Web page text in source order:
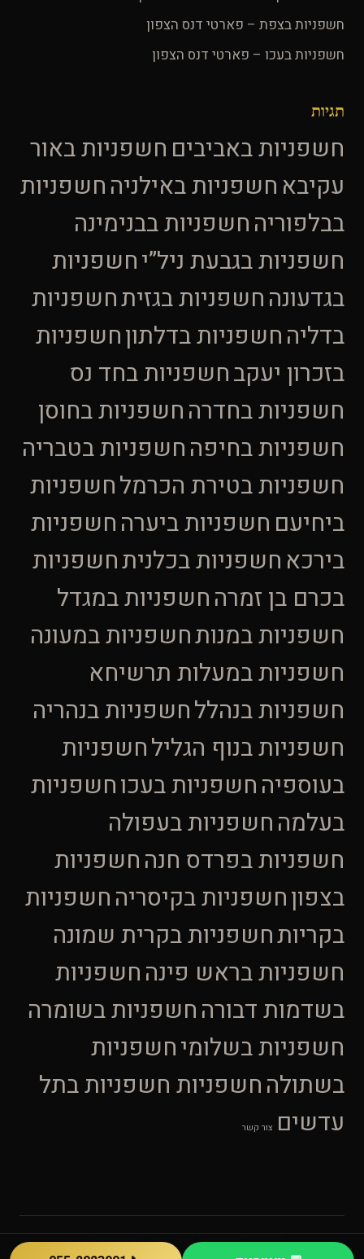
חשפניות בצפת – פארטי דנס הצפון
חשפניות בעכו – פארטי דנס הצפון
תגיות
חשפניות באביבים חשפניות באור
עקיבאחשפניות באילניהחשפניות
בבלפוריהחשפניות בבנימינה
חשפניות בגבעת ניל”יחשפניות
בגדעונהחשפניות בגזיתחשפניות
בדליהחשפניות בדלתוןחשפניות
בזכרון יעקבחשפניות בחד נס
חשפניות בחדרהחשפניות בחוסן
חשפניות בחיפהחשפניות בטבריה
חשפניות בטירת הכרמלחשפניות
ביחיעם חשפניות ביערהחשפניות
בירכאחשפניות בכלניתחשפניות
בכרם בן זמרהחשפניות במגדל
חשפניות במנותחשפניות במעונה
חשפניות במעלות תרשיחא
חשפניות בנהללחשפניות בנהריה
חשפניות בנוף הגלילחשפניות
בעוספיהחשפניות בעכוחשפניות
בעלמהחשפניות בעפולה
חשפניות בפרדס חנהחשפניות
בצפוןחשפניות בקיסריהחשפניות
בקריותחשפניות בקרית שמונה
חשפניות בראש פינהחשפניות
בשדמות דבורהחשפניות בשומרה
חשפניות בשלומיחשפניות
בשתולהחשפניות חשפניות בתל
עדשים צור קשר
© 2026 פארטי דנס - חשפניות בצפון